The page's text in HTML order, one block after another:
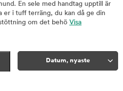
En sele med handtag upptill är
er i tuff terräng, du kan då ge din
om det behö Visa
Datum, nyaste